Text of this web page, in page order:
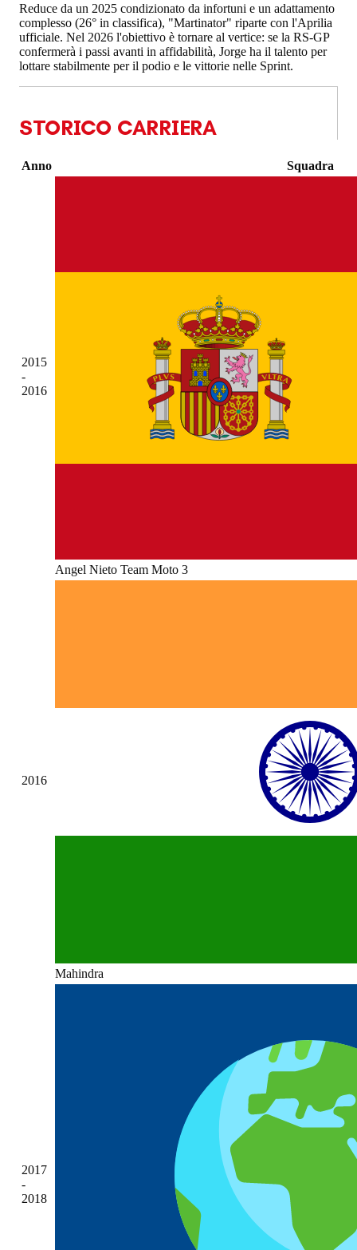
Reduce da un 2025 condizionato da infortuni e un adattamento
complesso (26° in classifica), "Martinator" riparte con l'Aprilia
ufficiale. Nel 2026 l'obiettivo è tornare al vertice: se la RS-GP
confermerà i passi avanti in affidabilità, Jorge ha il talento per
lottare stabilmente per il podio e le vittorie nelle Sprint.
STORICO CARRIERA
Anno Squadra
2015
-
2016
Angel Nieto Team Moto 3
2016
Mahindra
2017
-
2018